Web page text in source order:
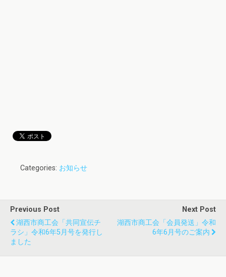
Categories: お知らせ
Previous Post
湖西市商工会「共同宣伝チ
ラシ」令和6年5月号を発行し
ました
Next Post
湖西市商工会「会員発送」令和
6年6月号のご案内